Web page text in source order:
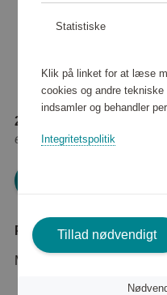
29 590 point
eller
269 kr
Produktbeskrivelse
Mepal Cirqula Skålset
Statistiske
Klik på linket for at læse
cookies og andre
indsamler og behandler
Integritetspolitik
Tillad nødvendigt